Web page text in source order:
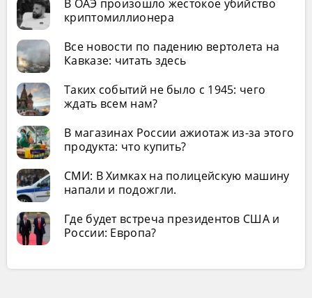
В ОАЭ произошло жестокое убийство
криптомиллионера
Все новости по падению вертолета на
Кавказе: читать здесь
Таких событий не было с 1945: чего
ждать всем нам?
В магазинах России ажиотаж из-за этого
продукта: что купить?
СМИ: В Химках на полицейскую машину
напали и подожгли.
Где будет встреча президентов США и
России: Европа?